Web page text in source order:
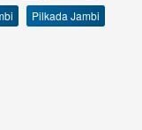
Pilkada Jambi